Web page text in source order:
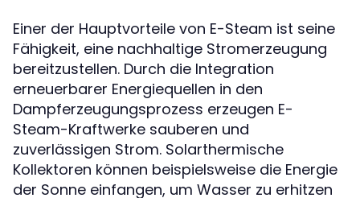
Einer der Hauptvorteile von E-Steam ist seine
Fähigkeit, eine nachhaltige Stromerzeugung
bereitzustellen. Durch die Integration
erneuerbarer Energiequellen in den
Dampferzeugungsprozess erzeugen E-
Steam-Kraftwerke sauberen und
zuverlässigen Strom. Solarthermische
Kollektoren können beispielsweise die Energie
der Sonne einfangen, um Wasser zu erhitzen